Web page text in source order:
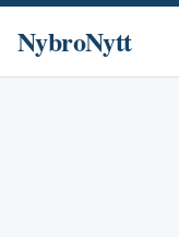
NybroNytt